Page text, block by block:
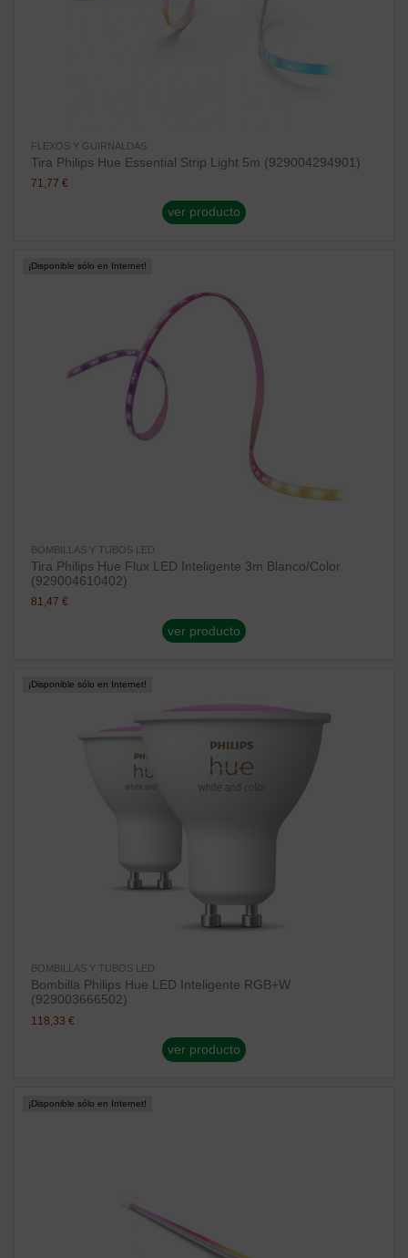
FLEXOS Y GUIRNALDAS
Tira Philips Hue Essential Strip Light 5m (929004294901)
71,77 €
ver producto
¡Disponible sólo en Internet!
BOMBILLAS Y TUBOS LED
Tira Philips Hue Flux LED Inteligente 3m Blanco/Color
(929004610402)
81,47 €
ver producto
¡Disponible sólo en Internet!
BOMBILLAS Y TUBOS LED
Bombilla Philips Hue LED Inteligente RGB+W
(929003666502)
118,33 €
ver producto
¡Disponible sólo en Internet!